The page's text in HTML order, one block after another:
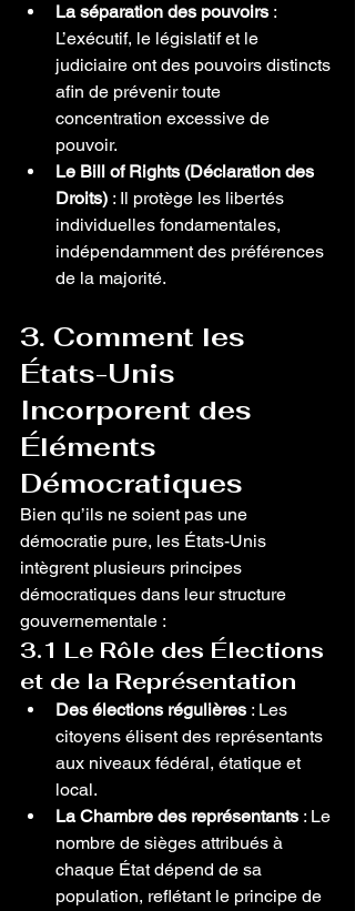
La séparation des pouvoirs :
L’exécutif, le législatif et le
judiciaire ont des pouvoirs distincts
afin de prévenir toute
concentration excessive de
pouvoir.
Le Bill of Rights (Déclaration des
Droits) : Il protège les libertés
individuelles fondamentales,
indépendamment des préférences
de la majorité.
3. Comment les
États-Unis
Incorporent des
Éléments
Démocratiques
Bien qu’ils ne soient pas une
démocratie pure, les États-Unis
intègrent plusieurs principes
démocratiques dans leur structure
gouvernementale :
3.1 Le Rôle des Élections
et de la Représentation
Des élections régulières : Les
citoyens élisent des représentants
aux niveaux fédéral, étatique et
local.
La Chambre des représentants : Le
nombre de sièges attribués à
chaque État dépend de sa
population, reflétant le principe de